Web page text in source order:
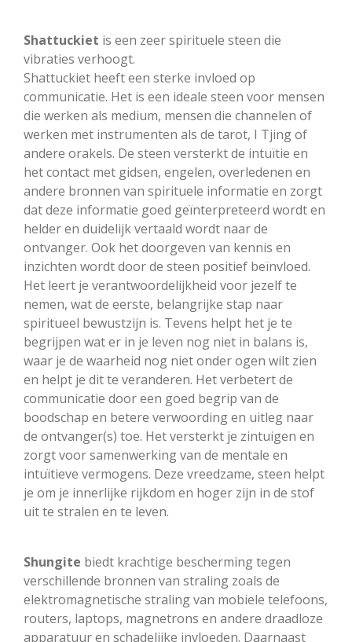
Shattuckiet is een zeer spirituele steen die
vibraties verhoogt.
Shattuckiet heeft een sterke invloed op
communicatie. Het is een ideale steen voor mensen
die werken als medium, mensen die channelen of
werken met instrumenten als de tarot, I Tjing of
andere orakels. De steen versterkt de intuïtie en
het contact met gidsen, engelen, overledenen en
andere bronnen van spirituele informatie en zorgt
dat deze informatie goed geïnterpreteerd wordt en
helder en duidelijk vertaald wordt naar de
ontvanger. Ook het doorgeven van kennis en
inzichten wordt door de steen positief beïnvloed.
Het leert je verantwoordelijkheid voor jezelf te
nemen, wat de eerste, belangrijke stap naar
spiritueel bewustzijn is. Tevens helpt het je te
begrijpen wat er in je leven nog niet in balans is,
waar je de waarheid nog niet onder ogen wilt zien
en helpt je dit te veranderen. Het verbetert de
communicatie door een goed begrip van de
boodschap en betere verwoording en uitleg naar
de ontvanger(s) toe. Het versterkt je zintuigen en
zorgt voor samenwerking van de mentale en
intuïtieve vermogens. Deze vreedzame, steen helpt
je om je innerlijke rijkdom en hoger zijn in de stof
uit te stralen en te leven.
Shungite biedt krachtige bescherming tegen
verschillende bronnen van straling zoals de
elektromagnetische straling van mobiele telefoons,
routers, laptops, magnetrons en andere draadloze
apparatuur en schadelijke invloeden. Daarnaast